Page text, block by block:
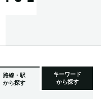
路線・駅
から探す
キーワード
から探す